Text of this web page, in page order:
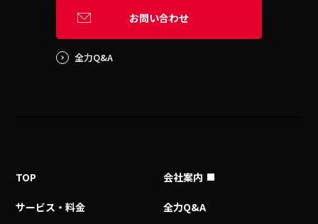
お問い合わせ
全力Q&A
TOP
サービス・料金
会社案内
全力Q&A